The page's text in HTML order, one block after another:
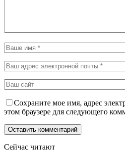
Сохраните мое имя, адрес
этом браузере для следующего
Сейчас читают